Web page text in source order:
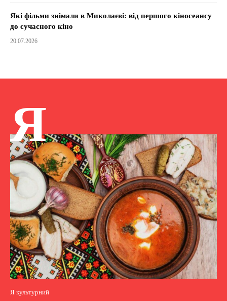
Які фільми знімали в Миколаєві: від першого кіносеансу
до сучасного кіно
20.07.2026
Я
Я культурний